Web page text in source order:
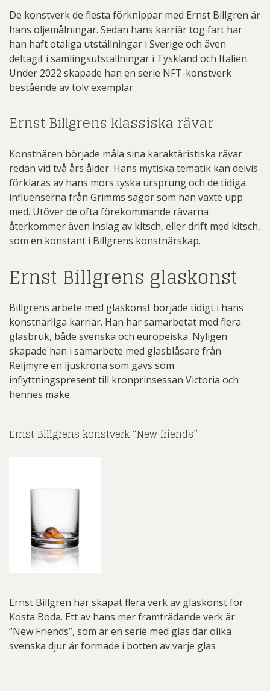
De konstverk de flesta förknippar med Ernst Billgren är
hans oljemålningar. Sedan hans karriär tog fart har
han haft otaliga utställningar i Sverige och även
deltagit i samlingsutställningar i Tyskland och Italien.
Under 2022 skapade han en serie NFT-konstverk
bestående av tolv exemplar.
Ernst Billgrens klassiska rävar
Konstnären började måla sina karaktäristiska rävar
redan vid två års ålder. Hans mytiska tematik kan delvis
förklaras av hans mors tyska ursprung och de tidiga
influenserna från Grimms sagor som han växte upp
med. Utöver de ofta förekommande rävarna
återkommer även inslag av kitsch, eller drift med kitsch,
som en konstant i Billgrens konstnärskap.
Ernst Billgrens glaskonst
Billgrens arbete med glaskonst började tidigt i hans
konstnärliga karriär. Han har samarbetat med flera
glasbruk, både svenska och europeiska. Nyligen
skapade han i samarbete med glasblåsare från
Reijmyre en ljuskrona som gavs som
inflyttningspresent till kronprinsessan Victoria och
hennes make.
Ernst Billgrens konstverk “New friends”
Ernst Billgren har skapat flera verk av glaskonst för
Kosta Boda. Ett av hans mer framträdande verk är
“New Friends”, som är en serie med glas där olika
svenska djur är formade i botten av varje glas